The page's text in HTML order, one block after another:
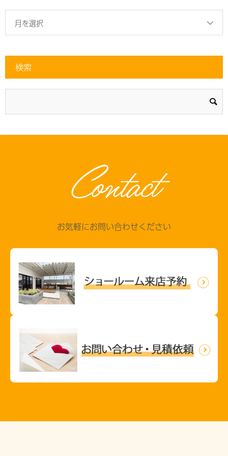
月を選択
検索
Contact
お気軽にお問い合わせください